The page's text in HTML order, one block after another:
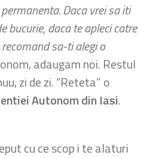
Daca vrei sa iti
bucurie, daca te apleci catre
sa-ti alegi o
adaugam noi. Restul
zi de zi. “Reteta” o
Autonom din Iasi.
cu ce scop i te alaturi